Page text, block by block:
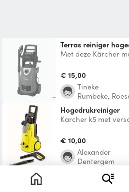
Terras reiniger
Met deze Kärcher
gewone hogedruk en
€ 15,00
Tineke
Rumbeke,
hogedrukreiniger
Karcher k5 met
€ 10,00
Alexander
Dentergem
Hogedrukreiniger